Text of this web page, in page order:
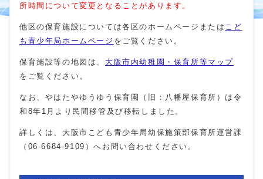
所時間について変更となることがあります。
他区の保育施設については各区のホームページまたは こど
も青少年局ホームページ をご覧ください。
保育施設等の地図は、 大阪市内幼稚園・保育所等マップ
をご覧ください。
なお、やはたやゆうゆう保育園（旧：八幡屋保育所）は令
和8年1月より民間移管及び移転しました。
詳しくは、大阪市こども青少年局幼保施策部保育所運営課
（06-6684-9109）へお問い合わせください。